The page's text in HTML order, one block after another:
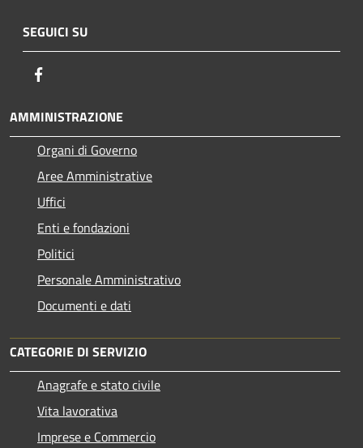
SEGUICI SU
AMMINISTRAZIONE
Organi di Governo
Aree Amministrative
Uffici
Enti e fondazioni
Politici
Personale Amministrativo
Documenti e dati
CATEGORIE DI SERVIZIO
Anagrafe e stato civile
Vita lavorativa
Imprese e Commercio